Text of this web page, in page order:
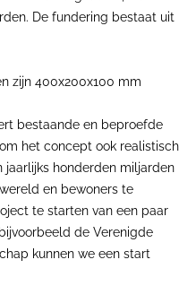
De fundering bestaat uit
zijn 400x200x100 mm
bestaande en beproefde
het concept ook realistisch
jaarlijks honderden miljarden
en bewoners te
te starten van een paar
de Verenigde
kunnen we een start